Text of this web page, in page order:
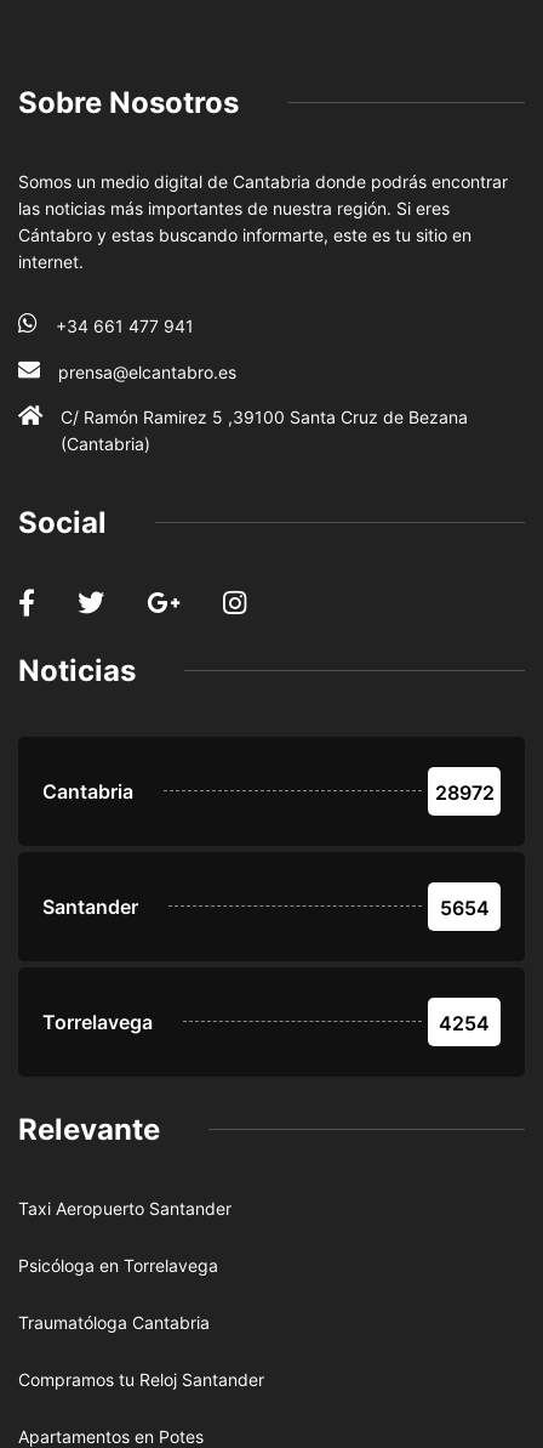
Sobre Nosotros
Somos un medio digital de Cantabria donde podrás encontrar
las noticias más importantes de nuestra región. Si eres
Cántabro y estas buscando informarte, este es tu sitio en
internet.
+34 661 477 941
prensa@elcantabro.es
C/ Ramón Ramirez 5 ,39100 Santa Cruz de Bezana
(Cantabria)
Social
Noticias
Cantabria 28972
Santander 5654
Torrelavega 4254
Relevante
Taxi Aeropuerto Santander
Psicóloga en Torrelavega
Traumatóloga Cantabria
Compramos tu Reloj Santander
Apartamentos en Potes